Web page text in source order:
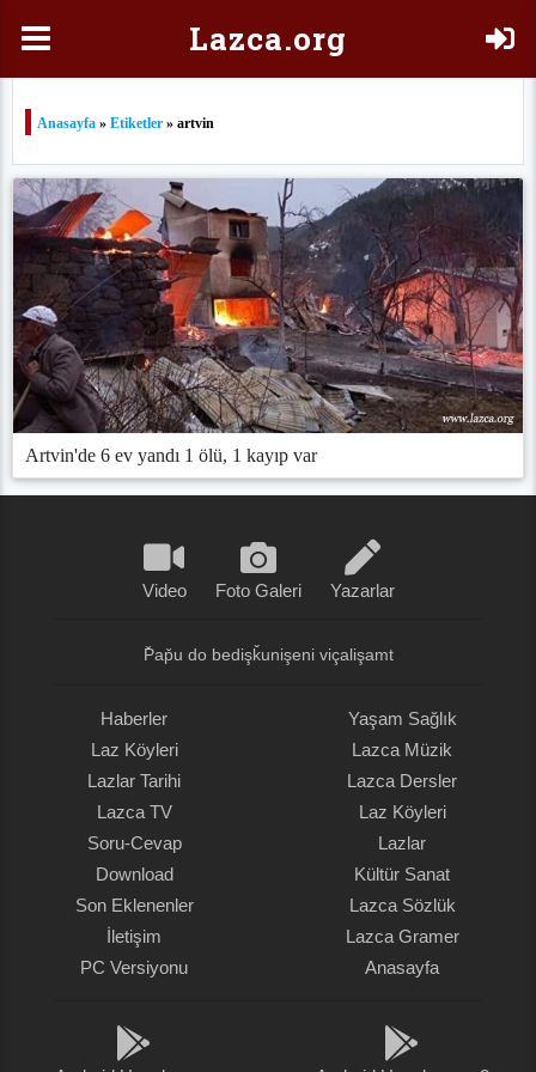
Lazca.org
Anasayfa » Etiketler » artvin
Artvin'de 6 ev yandı 1 ölü, 1 kayıp var
Video Foto Galeri Yazarlar
P̌ap̌u do bedişǩunişeni viçalişamt
Haberler
Laz Köyleri
Lazlar Tarihi
Lazca TV
Soru-Cevap
Download
Son Eklenenler
İletişim
PC Versiyonu
Yaşam Sağlık
Lazca Müzik
Lazca Dersler
Laz Köyleri
Lazlar
Kültür Sanat
Lazca Sözlük
Lazca Gramer
Anasayfa